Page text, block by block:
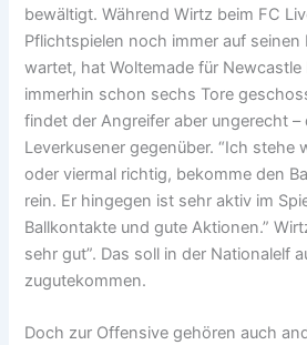
bewältigt. Während Wirtz beim FC
Pflichtspielen noch immer auf seinen
wartet, hat Woltemade für Newcastle
immerhin schon sechs Tore
findet der Angreifer aber ungerecht –
Leverkusener gegenüber. “Ich stehe
oder viermal richtig, bekomme den
rein. Er hingegen ist sehr aktiv im
Ballkontakte und gute Aktionen.”
sehr gut”. Das soll in der Nationalelf
zugutekommen.
Doch zur Offensive gehören auch